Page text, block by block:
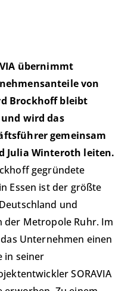
übernimmt
von
Brockhoff bleibt
wird das
gemeinsam
Julia Winteroth leiten.
gegründete
Essen ist der größte
und
Metropole Ruhr. Im
Unternehmen einen
in seiner
SORAVIA